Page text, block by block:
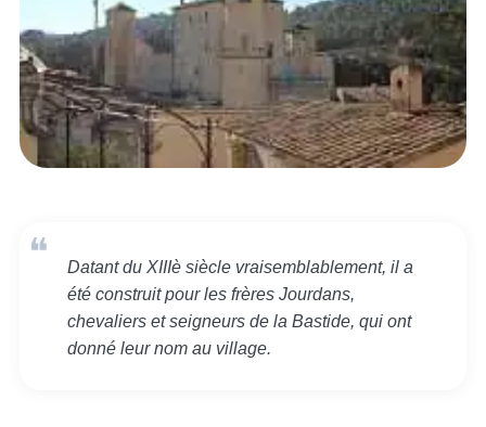
Datant du XIIIè siècle vraisemblablement, il a
été construit pour les frères Jourdans,
chevaliers et seigneurs de la Bastide, qui ont
donné leur nom au village.